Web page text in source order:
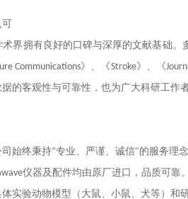
术界拥有良好的口碑与深厚的文献基础。
Communications》 、 《Stroke》、《
的客观性与可靠性，也为广大科研工作
始终秉持“专业、严谨、诚信"的服务理
仪器及配件均由原厂进口，品质可靠。
实验动物模型（大鼠、小鼠、犬等）和